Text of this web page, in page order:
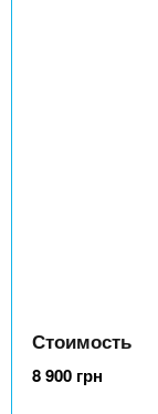
Стоимость
8 900 грн